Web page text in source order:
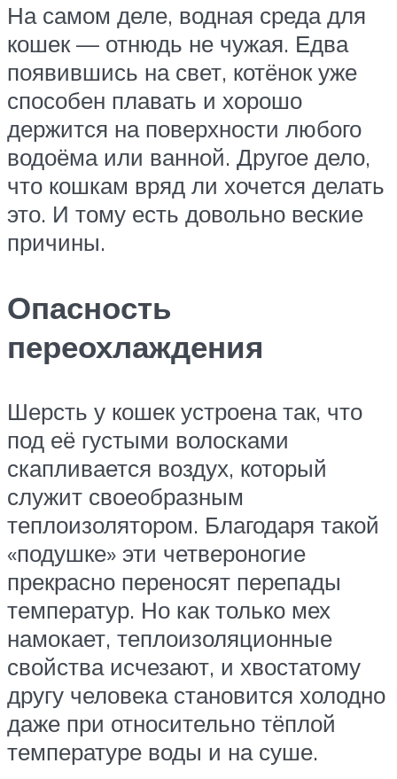
На самом деле, водная среда для
кошек — отнюдь не чужая. Едва
появившись на свет, котёнок уже
способен плавать и хорошо
держится на поверхности любого
водоёма или ванной. Другое дело,
что кошкам вряд ли хочется делать
это. И тому есть довольно веские
причины.
Опасность
переохлаждения
Шерсть у кошек устроена так, что
под её густыми волосками
скапливается воздух, который
служит своеобразным
теплоизолятором. Благодаря такой
«подушке» эти четвероногие
прекрасно переносят перепады
температур. Но как только мех
намокает, теплоизоляционные
свойства исчезают, и хвостатому
другу человека становится холодно
даже при относительно тёплой
температуре воды и на суше.